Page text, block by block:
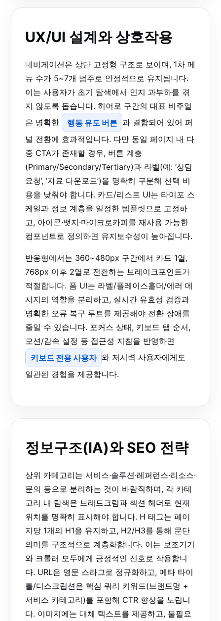
UX/UI 설계와 상호작용
네비게이션은 상단 고정형 구조로 보이며, 1차 메
뉴 수가 5~7개 범주로 안정적으로 유지됩니다.
이는 사용자가 초기 탐색에서 인지 과부하를 겪
지 않도록 돕습니다. 히어로 구간의 대표 비주얼
은 명확한
행동 유도 버튼 과 결합되어 있어 퍼
널 전환에 효과적입니다. 다만 동일 페이지 내 다
중 CTA가 존재할 경우, 버튼 계층
(Primary/Secondary/Tertiary)과 라벨(예: ‘상담
요청’, ‘자료 다운로드’)을 명확히 구분해 선택 비
용을 낮춰야 합니다. 카드/리스트 UI는 타이포 스
케일과 정보 계층을 일정한 템플릿으로 고정하
고, 아이콘·뱃지·마이크로카피를 재사용 가능한
컴포넌트로 정의하면 유지보수성이 높아집니다.
반응형에서는 360~480px 구간에서 카드 1열,
768px 이후 2열로 전환하는 브레이크포인트가
적절합니다. 폼 UI는 라벨/플레이스홀더/에러 메
시지의 역할을 분리하고, 실시간 유효성 검증과
명확한 오류 복구 루트를 제공해야 전환 장애를
줄일 수 있습니다. 포커스 상태, 키보드 탭 순서,
모션/감속 설정 등 접근성 지침을 반영하면
키보드 전용 사용자 와 저시력 사용자에게도
일관된 경험을 제공합니다.
정보구조(IA)와 SEO 전략
상위 카테고리는 서비스·솔루션·레퍼런스·리소스·
문의 등으로 분리하는 것이 바람직하며, 각 카테
고리 내 탐색은 브레드크럼과 섹션 헤더로 현재
위치를 명확히 표시해야 합니다. H 태그는 페이
지당 1개의 H1을 유지하고, H2/H3를 통해 문단
의미를 구조적으로 계층화합니다. 이는 보조기기
와 크롤러 모두에게 긍정적인 신호로 작용합니
다. URL은 영문 스라그로 정규화하고, 메타 타이
틀/디스크립션은 핵심 쿼리 키워드(브랜드명 +
서비스 카테고리)를 포함해 CTR 향상을 노립니
다. 이미지에는 대체 텍스트를 제공하고, 불필요